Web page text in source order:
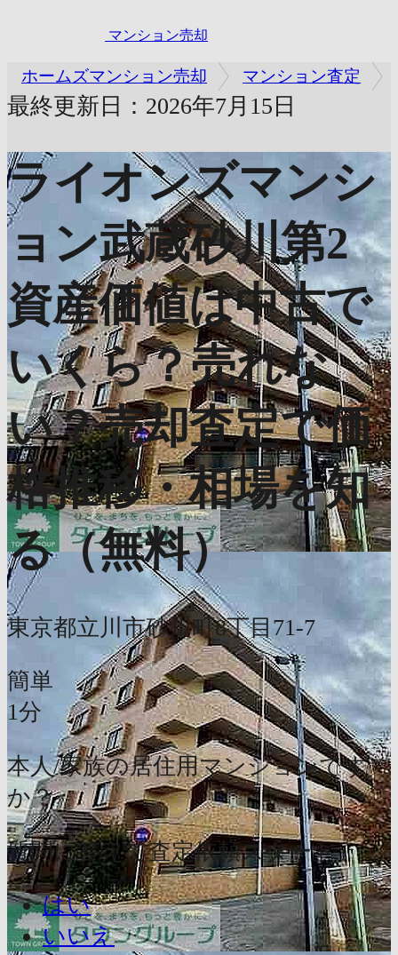
マンション売却
ホームズマンション売却 マンション査定
最終更新日：2026年7月15日
ライオンズマンシ
ョン武蔵砂川第2
資産価値は中古で
いくら？売れな
い？売却査定で価
格推移・相場を知
る（無料）
東京都立川市砂川町8丁目71-7
簡単
1分
本人/家族の居住用マンションです
か？
質問に答えて査定依頼スタート
はい
いいえ